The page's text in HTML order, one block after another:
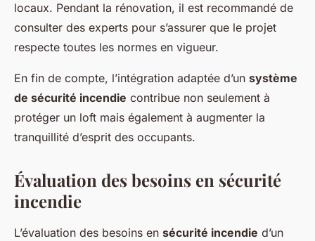
locaux. Pendant la rénovation, il est recommandé de
consulter des experts pour s’assurer que le projet
respecte toutes les normes en vigueur.
En fin de compte, l’intégration adaptée d’un système
de sécurité incendie contribue non seulement à
protéger un loft mais également à augmenter la
tranquillité d’esprit des occupants.
Évaluation des besoins en sécurité
incendie
L’évaluation des besoins en sécurité incendie d’un